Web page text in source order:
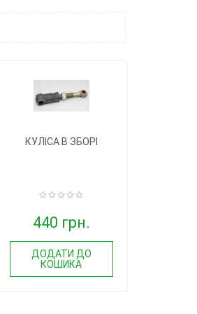
КУЛІСА В ЗБОРІ
440 грн.
ДОДАТИ ДО
КОШИКА